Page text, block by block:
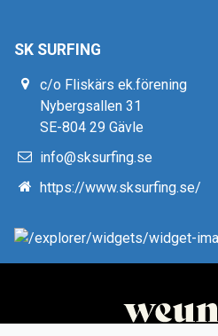
SK SURFING
c/o Fliskärs ek.förening
Nybergsallen 31
SE-804 29 Gävle
info@sksurfing.se
https://www.sksurfing.se/